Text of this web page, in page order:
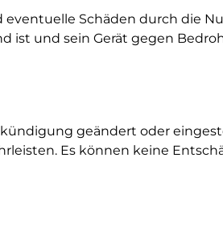
Schäden durch die
ist und sein Gerät gegen
geändert oder
Es können keine